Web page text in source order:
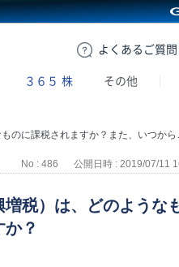
よくある ご質問
３６５ 株 その他
されますか？また、いつから課税されますか？
No : 486 公開日時 : 2019/07/11
税）は、どのような
？